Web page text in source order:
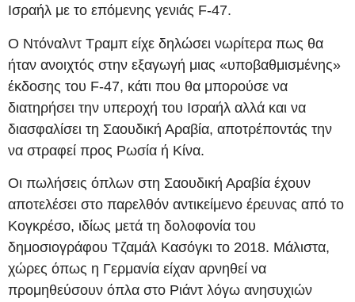
Ισραήλ με το επόμενης γενιάς F-47.
Ο Ντόναλντ Τραμπ είχε δηλώσει νωρίτερα πως θα
ήταν ανοιχτός στην εξαγωγή μιας «υποβαθμισμένης»
έκδοσης του F-47, κάτι που θα μπορούσε να
διατηρήσει την υπεροχή του Ισραήλ αλλά και να
διασφαλίσει τη Σαουδική Αραβία, αποτρέποντάς την
να στραφεί προς Ρωσία ή Κίνα.
Οι πωλήσεις όπλων στη Σαουδική Αραβία έχουν
αποτελέσει στο παρελθόν αντικείμενο έρευνας από το
Κογκρέσο, ιδίως μετά τη δολοφονία του
δημοσιογράφου Τζαμάλ Κασόγκι το 2018. Μάλιστα,
χώρες όπως η Γερμανία είχαν αρνηθεί να
προμηθεύσουν όπλα στο Ριάντ λόγω ανησυχιών